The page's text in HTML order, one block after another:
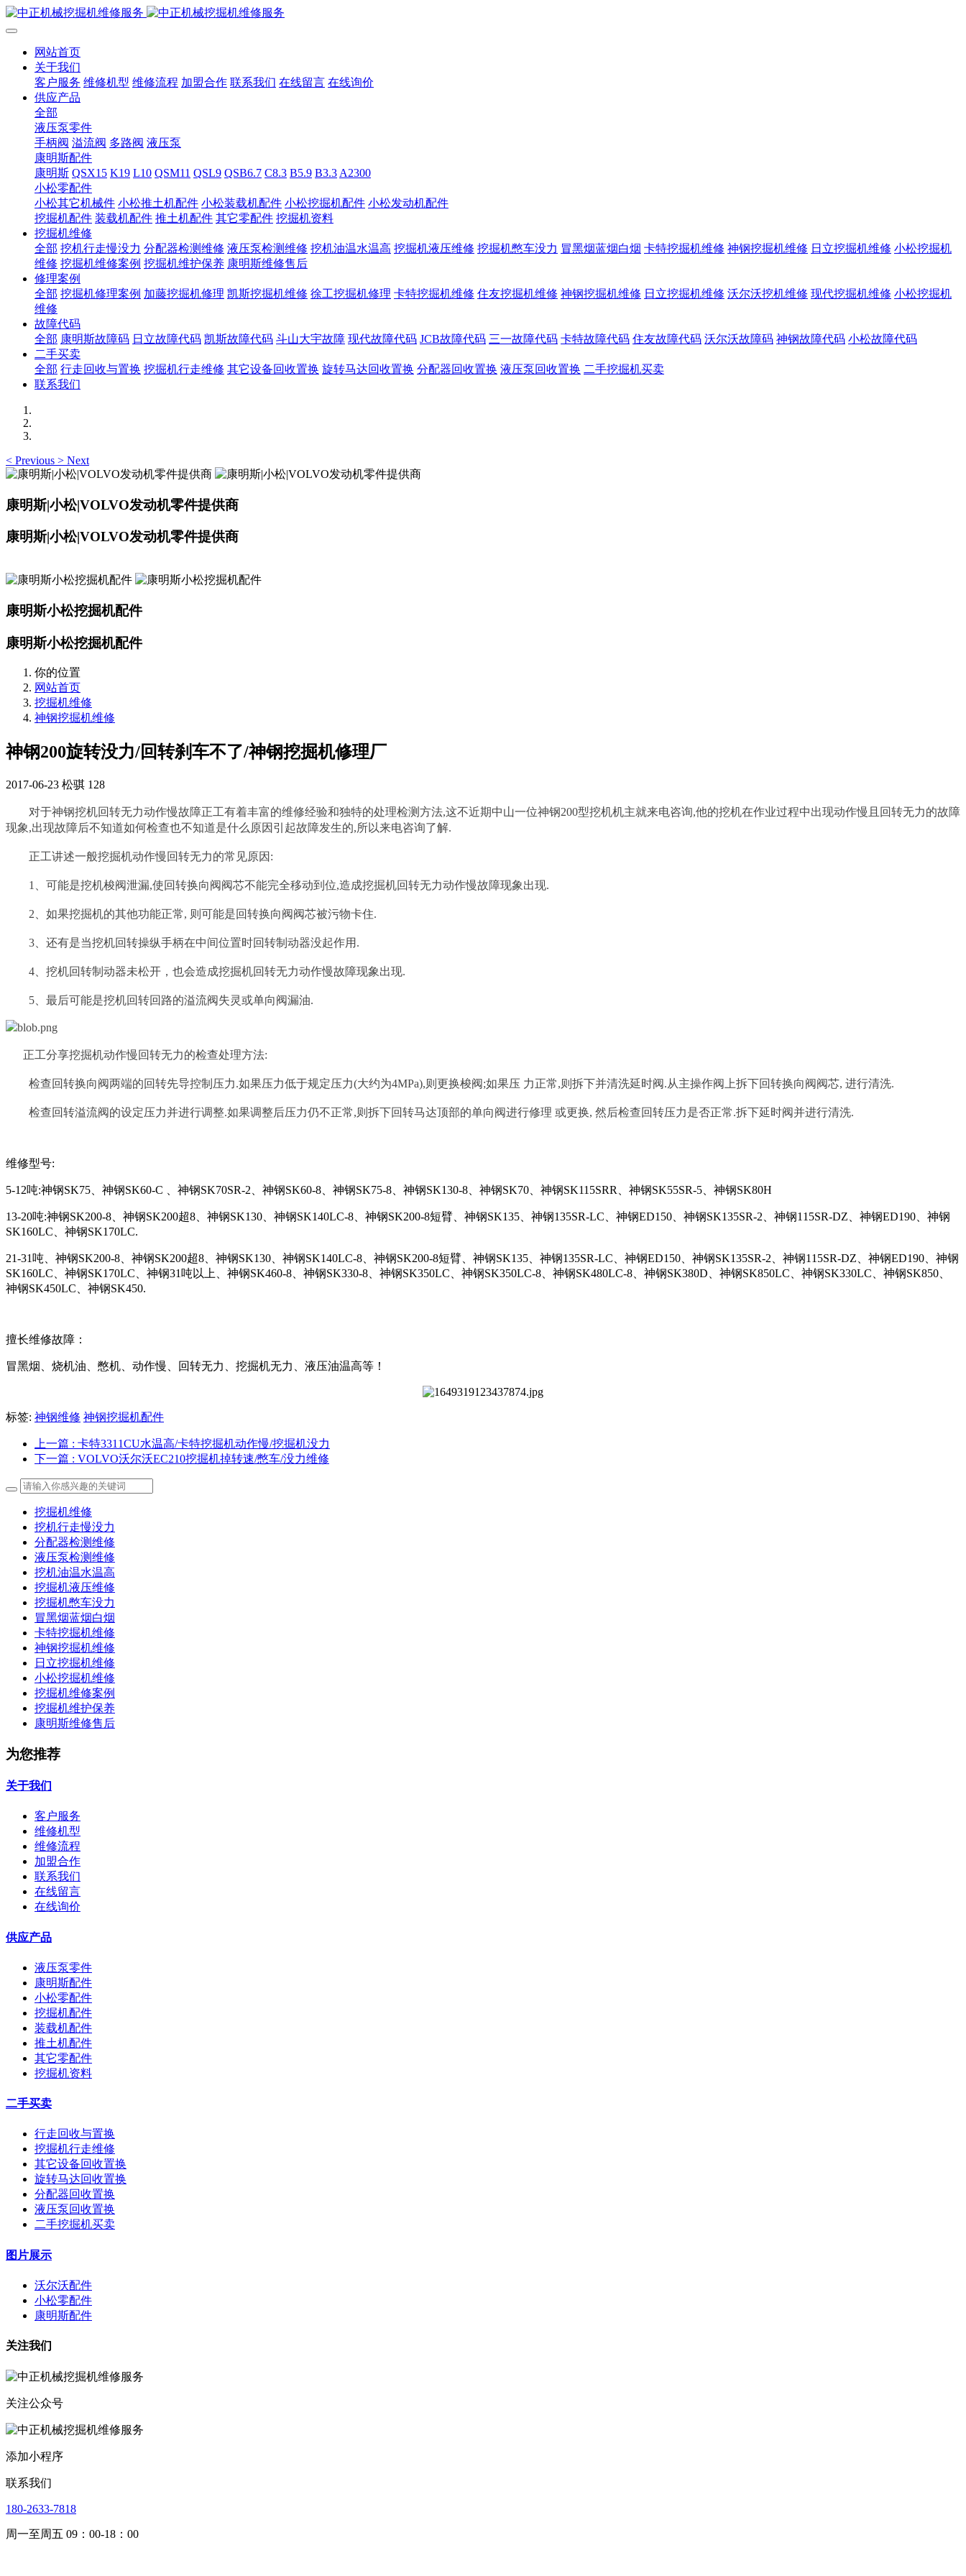
网站首页
关于我们
客户服务 维修机型 维修流程 加盟合作 联系我们 在线留言 在线询价
供应产品
全部
液压泵零件
手柄阀 溢流阀 多路阀 液压泵
康明斯配件
康明斯 QSX15 K19 L10 QSM11 QSL9 QSB6.7 C8.3 B5.9 B3.3 A2300
小松零配件
小松其它机械件 小松推土机配件 小松装载机配件 小松挖掘机配件 小松发动机配件
挖掘机配件 装载机配件 推土机配件 其它零配件 挖掘机资料
挖掘机维修
全部 挖机行走慢没力 分配器检测维修 液压泵检测维修 挖机油温水温高 挖掘机液压维修 挖掘机憋车没力 冒黑烟蓝烟白烟 卡特挖掘机维修 神钢挖掘机维修 日立挖掘机维修 小松挖掘机
维修 挖掘机维修案例 挖掘机维护保养 康明斯维修售后
修理案例
全部 挖掘机修理案例 加藤挖掘机修理 凯斯挖掘机维修 徐工挖掘机修理 卡特挖掘机维修 住友挖掘机维修 神钢挖掘机维修 日立挖掘机维修 沃尔沃挖机维修 现代挖掘机维修 小松挖掘机
维修
故障代码
全部 康明斯故障码 日立故障代码 凯斯故障代码 斗山大宇故障 现代故障代码 JCB故障代码 三一故障代码 卡特故障代码 住友故障代码 沃尔沃故障码 神钢故障代码 小松故障代码
二手买卖
全部 行走回收与置换 挖掘机行走维修 其它设备回收置换 旋转马达回收置换 分配器回收置换 液压泵回收置换 二手挖掘机买卖
联系我们
< Previous > Next
康明斯|小松|VOLVO发动机零件提供商
康明斯|小松|VOLVO发动机零件提供商
康明斯小松挖掘机配件
康明斯小松挖掘机配件
你的位置
网站首页
挖掘机维修
神钢挖掘机维修
神钢200旋转没力/回转刹车不了/神钢挖掘机修理厂
2017-06-23 松骐 128
对于神钢挖机回转无力动作慢故障正工有着丰富的维修经验和独特的处理检测方法,这不近期中山一位神钢200型挖机机主就来电咨询,他的挖机在作业过程中出现动作慢且回转无力的故障
现象,出现故障后不知道如何检查也不知道是什么原因引起故障发生的,所以来电咨询了解.
正工讲述一般挖掘机动作慢回转无力的常见原因:
1、可能是挖机梭阀泄漏,使回转换向阀阀芯不能完全移动到位,造成挖掘机回转无力动作慢故障现象出现.
2、如果挖掘机的其他功能正常, 则可能是回转换向阀阀芯被污物卡住.
3、还有是当挖机回转操纵手柄在中间位置时回转制动器没起作用.
4、挖机回转制动器未松开，也会造成挖掘机回转无力动作慢故障现象出现.
5、最后可能是挖机回转回路的溢流阀失灵或单向阀漏油.
正工分享挖掘机动作慢回转无力的检查处理方法:
检查回转换向阀两端的回转先导控制压力.如果压力低于规定压力(大约为4MPa),则更换梭阀;如果压 力正常,则拆下并清洗延时阀.从主操作阀上拆下回转换向阀阀芯, 进行清洗.
检查回转溢流阀的设定压力并进行调整.如果调整后压力仍不正常,则拆下回转马达顶部的单向阀进行修理 或更换, 然后检查回转压力是否正常.拆下延时阀并进行清洗.
维修型号:
5-12吨:神钢SK75、神钢SK60-C 、神钢SK70SR-2、神钢SK60-8、神钢SK75-8、神钢SK130-8、神钢SK70、神钢SK115SRR、神钢SK55SR-5、神钢SK80H
13-20吨:神钢SK200-8、神钢SK200超8、神钢SK130、神钢SK140LC-8、神钢SK200-8短臂、神钢SK135、神钢135SR-LC、神钢ED150、神钢SK135SR-2、神钢115SR-DZ、神钢ED190、神钢
SK160LC、神钢SK170LC.
21-31吨、神钢SK200-8、神钢SK200超8、神钢SK130、神钢SK140LC-8、神钢SK200-8短臂、神钢SK135、神钢135SR-LC、神钢ED150、神钢SK135SR-2、神钢115SR-DZ、神钢ED190、神钢
SK160LC、神钢SK170LC、神钢31吨以上、神钢SK460-8、神钢SK330-8、神钢SK350LC、神钢SK350LC-8、神钢SK480LC-8、神钢SK380D、神钢SK850LC、神钢SK330LC、神钢SK850、
神钢SK450LC、神钢SK450.
擅长维修故障：
冒黑烟、烧机油、憋机、动作慢、回转无力、挖掘机无力、液压油温高等！
标签: 神钢维修 神钢挖掘机配件
上一篇 : 卡特3311CU水温高/卡特挖掘机动作慢/挖掘机没力
下一篇 : VOLVO沃尔沃EC210挖掘机掉转速/憋车/没力维修
挖掘机维修
挖机行走慢没力
分配器检测维修
液压泵检测维修
挖机油温水温高
挖掘机液压维修
挖掘机憋车没力
冒黑烟蓝烟白烟
卡特挖掘机维修
神钢挖掘机维修
日立挖掘机维修
小松挖掘机维修
挖掘机维修案例
挖掘机维护保养
康明斯维修售后
为您推荐
关于我们
客户服务
维修机型
维修流程
加盟合作
联系我们
在线留言
在线询价
供应产品
液压泵零件
康明斯配件
小松零配件
挖掘机配件
装载机配件
推土机配件
其它零配件
挖掘机资料
二手买卖
行走回收与置换
挖掘机行走维修
其它设备回收置换
旋转马达回收置换
分配器回收置换
液压泵回收置换
二手挖掘机买卖
图片展示
沃尔沃配件
小松零配件
康明斯配件
关注我们
关注公众号
添加小程序
联系我们
180-2633-7818
周一至周五 09：00-18：00